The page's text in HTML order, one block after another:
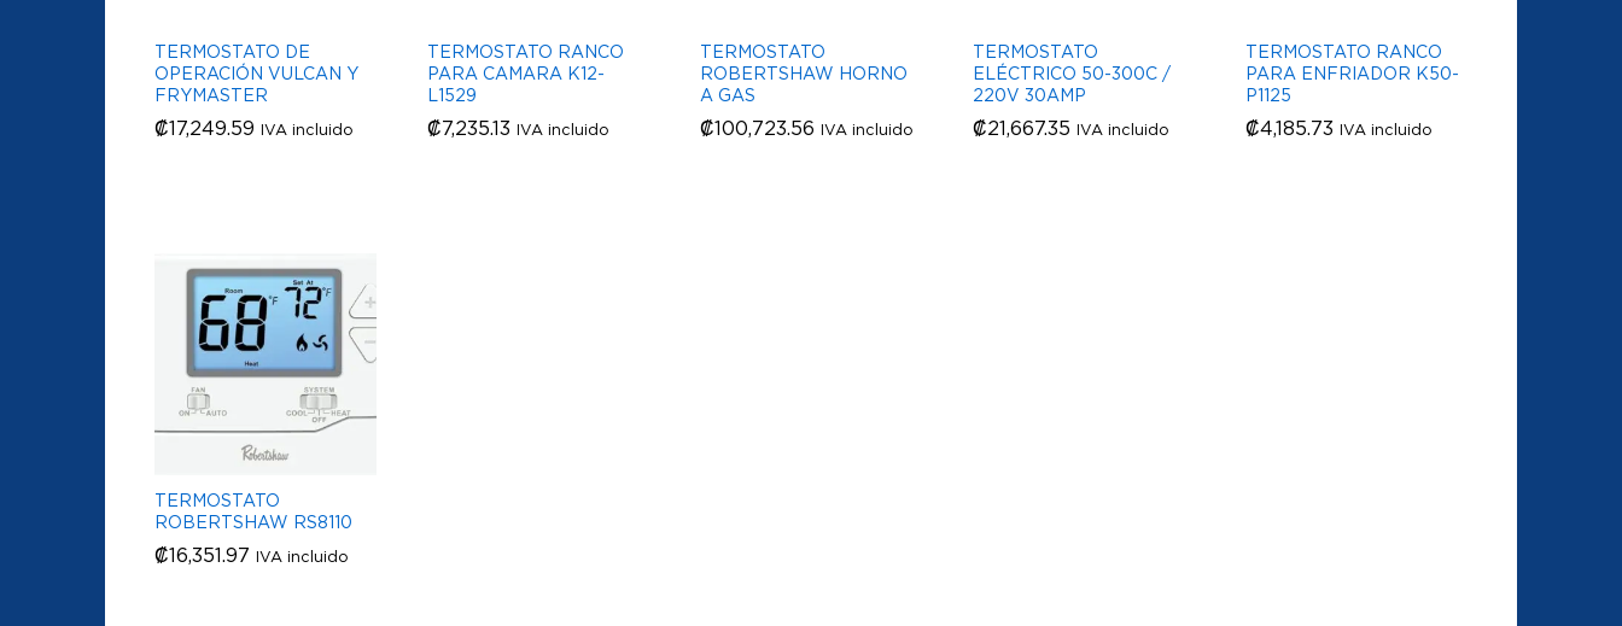
TERMOSTATO DE
OPERACIÓN VULCAN Y
FRYMASTER
₡17,249.59 IVA incluido
₡17,249.59
TERMOSTATO RANCO
PARA CAMARA K12-
L1529
₡7,235.13 IVA incluido
₡7,235.13
TERMOSTATO
ROBERTSHAW HORNO
A GAS
₡100,723.56 IVA incluido
₡100,723.56
TERMOSTATO
ELÉCTRICO 50-300C /
220V 30AMP
₡21,667.35 IVA incluido
₡21,667.35
TERMOSTATO RANCO
PARA ENFRIADOR K50-
P1125
₡4,185.73 IVA incluido
₡4,185.73
TERMOSTATO
ROBERTSHAW RS8110
₡16,351.97 IVA incluido
₡16,351.97